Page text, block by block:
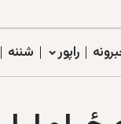
راپور شننه